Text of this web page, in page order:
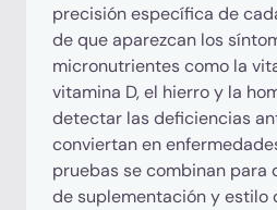
precisión específica de
de que aparezcan los
micronutrientes como la
vitamina D, el hierro y la
detectar las deficiencias
conviertan en
pruebas se combinan para
de suplementación y estilo